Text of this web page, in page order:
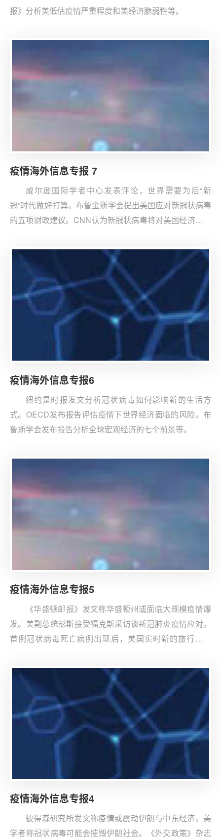
报》分析美低估疫情严重程度和美经济脆弱性等。
疫情海外信息专报 7
威尔逊国际学者中心发表评论，世界需要为后“新
冠”时代做好打算。布鲁金斯学会提出美国应对新冠状病毒
的五项财政建议。CNN认为新冠状病毒将对美国经济造成
疫情海外信息专报6
纽约是时报发文分析冠状病毒如何影响新的生活方
式。OECD发布报告评估疫情下世界经济面临的风险。布
鲁斯学会发布报告分析全球宏观经济的七个前景等。
疫情海外信息专报5
《华盛顿邮报》发文称华盛顿州或面临大规模疫情爆
发。美副总统彭斯接受福克斯采访谈新冠肺炎疫情应对。
首例冠状病毒死亡病例出现后，美国实时新的旅行限制
疫情海外信息专报4
彼得森研究所发文称疫情或震动伊朗与中东经济。美
学者称冠状病毒可能会摧毁伊朗社会。《外交政策》杂志